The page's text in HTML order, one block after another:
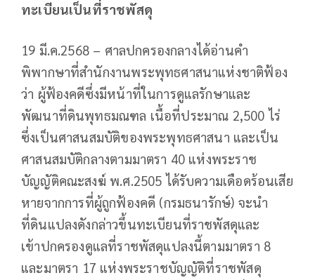
ทะเบียนเป็นที่ราชพัสดุ
19 มี.ค.2568 – ศาลปกครองกลางได้อ่านคำ
พิพากษาที่สำนักงานพระพุทธศาสนาแห่งชาติฟ้อง
ว่า ผู้ฟ้องคดีซึ่งมีหน้าที่ในการดูแลรักษาและ
พัฒนาที่ดินพุทธมณฑล เนื้อที่ประมาณ 2,500 ไร่
ซึ่งเป็นศาสนสมบัติของพระพุทธศาสนา และเป็น
ศาสนสมบัติกลางตามมาตรา 40 แห่งพระราช
บัญญัติคณะสงฆ์ พ.ศ.2505 ได้รับความเดือดร้อนเสีย
หายจากการที่ผู้ถูกฟ้องคดี (กรมธนารักษ์) จะนำ
ที่ดินแปลงดังกล่าวขึ้นทะเบียนที่ราชพัสดุและ
เข้าปกครองดูแลที่ราชพัสดุแปลงนี้ตามมาตรา 8
และมาตรา 17 แห่งพระราชบัญญัติที่ราชพัสดุ